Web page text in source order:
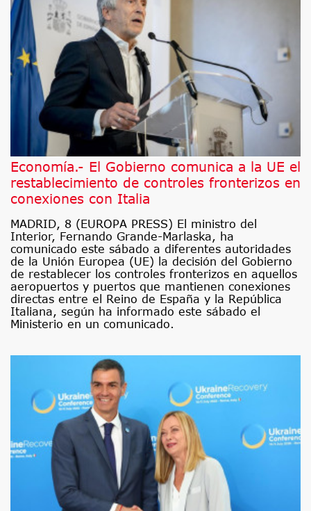
Economía.- El Gobierno comunica a la UE el
restablecimiento de controles fronterizos en
conexiones con Italia
MADRID, 8 (EUROPA PRESS) El ministro del
Interior, Fernando Grande-Marlaska, ha
comunicado este sábado a diferentes autoridades
de la Unión Europea (UE) la decisión del Gobierno
de restablecer los controles fronterizos en aquellos
aeropuertos y puertos que mantienen conexiones
directas entre el Reino de España y la República
Italiana, según ha informado este sábado el
Ministerio en un comunicado.